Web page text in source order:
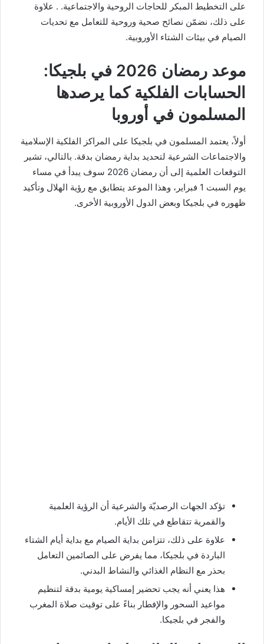
على التخطيط المبكر للحاجات الروحية والاجتماعية. . علاوة
على ذلك، نضمّن نصائح صحية وروحية للتعامل مع تحديات
الصيام في بيئات الشتاء الأوروبية.
موعد رمضان 2026 في بلجيكا:
الحسابات الفلكية كما يرصدها
المسلمون في أوروبا
أولاً، يعتمد المسلمون في بلجيكا على المراكز الفلكية الإسلامية
والاجتماعات الشرعية لتحديد بداية رمضان بدقة. بالتالي، تشير
التوقعات العلمية إلى أن رمضان 2026 سوف يبدأ في مساء
يوم السبت 1 فبراير، وهذا الموعد يتطابق مع رؤية الهلال وتأكيد
ظهوره في بلجيكا وبعض الدول الأوروبية الأخرى.
تؤكد الجهات الرصديّة والشرعية أن الرؤية العلمية
والقمرية تتقاطع في تلك الأيام.
علاوة على ذلك، تتزامن بداية الصيام مع بداية أيام الشتاء
الباردة في بلجيكا، مما يفرض على الصائمين التعامل
بحذر مع النظام الغذائي والنشاط البدني.
هذا يعني أنه يجب تحضير إمساكية يومية بدقة لتنظيم
مواعيد السحور والإفطار بناءً على توقيت صلاة المغرب
والفجر في بلجيكا.